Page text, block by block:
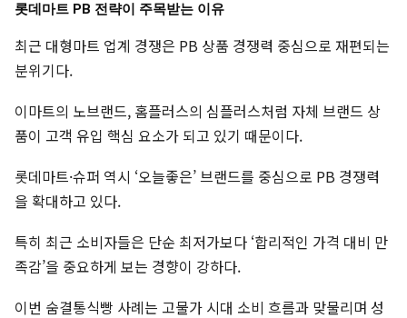
롯데마트 PB 전략이 주목받는 이유
최근 대형마트 업계 경쟁은 PB 상품 경쟁력 중심으로 재편되는
분위기다.
이마트의 노브랜드, 홈플러스의 심플러스처럼 자체 브랜드 상
품이 고객 유입 핵심 요소가 되고 있기 때문이다.
롯데마트·슈퍼 역시 ‘오늘좋은’ 브랜드를 중심으로 PB 경쟁력
을 확대하고 있다.
특히 최근 소비자들은 단순 최저가보다 ‘합리적인 가격 대비 만
족감’을 중요하게 보는 경향이 강하다.
이번 숨결통식빵 사례는 고물가 시대 소비 흐름과 맞물리며 성